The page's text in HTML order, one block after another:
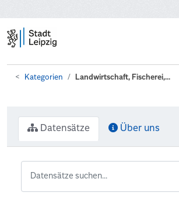
Kategorien Landwirtschaft, Fischerei,...
Datensätze Über uns